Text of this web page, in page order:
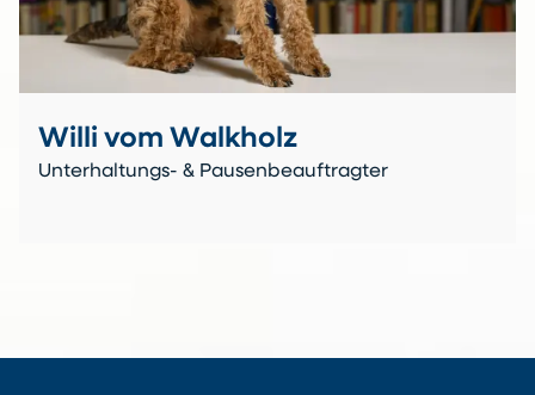
Willi vom Walkholz
Unterhaltungs- & Pausenbeauftragter